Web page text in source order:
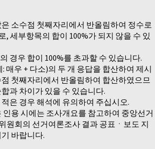
소수점 첫째자리에서 반올림하여 정수로
, 세부항목의 합이 100%가 되지 않을 수 있
경우 합이 100%를 초과할 수 있습니다.
매우 + 다소)의 두 개 응답을 합산하여 제시
첫째자리에서 반올림하여 합산하였으므
과 차이가 있을 수 있습니다.
은 경우 해석에 유의하여 주십시오.
인용 시에는 조사개요를 참고하여 중앙선거
원회의 선거여론조사 결과 공표ㆍ보도 지
바랍니다.